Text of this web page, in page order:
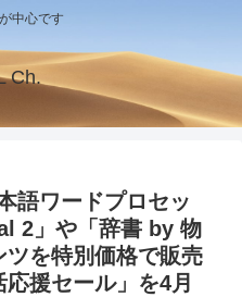
中心です
Ch.
語ワードプロセッ
2」や「辞書 by 物
を特別価格で販売
援セール」を4月